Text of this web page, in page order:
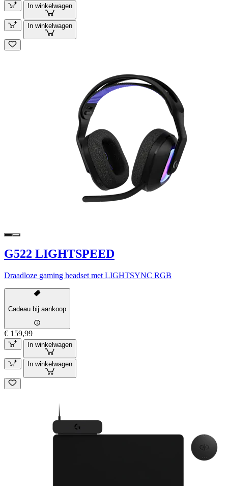
In winkelwagen
In winkelwagen
G522 LIGHTSPEED
Draadloze gaming headset met LIGHTSYNC RGB
Cadeau bij aankoop
€ 159,99
In winkelwagen
In winkelwagen